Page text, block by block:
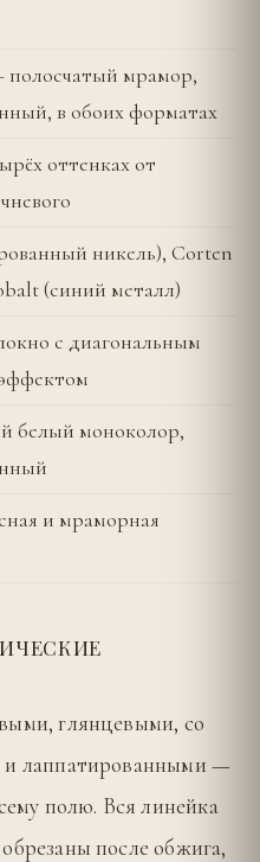
мрамор,
в обоих форматах
оттенках от
никель), Corten
(синий металл)
с диагональным
белый моноколор,
и мраморная
глянцевыми, со
лаппатированными —
полю. Вся линейка
после обжига,